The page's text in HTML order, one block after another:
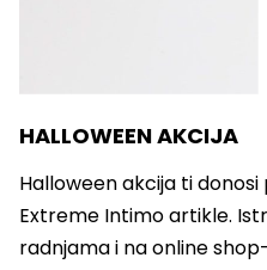
HALLOWEEN AKCIJA
Halloween akcija ti
Extreme Intimo artikle.
radnjama i na online